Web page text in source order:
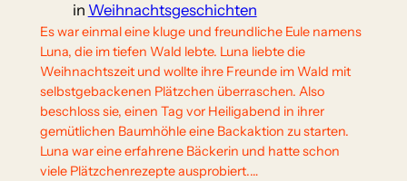
in Weihnachtsgeschichten
Es war einmal eine kluge und freundliche Eule namens
Luna, die im tiefen Wald lebte. Luna liebte die
Weihnachtszeit und wollte ihre Freunde im Wald mit
selbstgebackenen Plätzchen überraschen. Also
beschloss sie, einen Tag vor Heiligabend in ihrer
gemütlichen Baumhöhle eine Backaktion zu starten.
Luna war eine erfahrene Bäckerin und hatte schon
viele Plätzchenrezepte ausprobiert.…